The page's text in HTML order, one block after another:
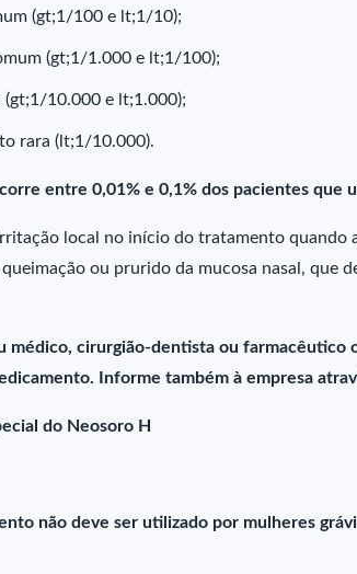
(gt;1/100 e lt;1/10);
(gt;1/1.000 e lt;1/100);
(gt;1/10.000 e lt;1.000);
rara (lt;1/10.000).
entre 0,01% e 0,1% dos pacientes que
local no início do tratamento quando
ou prurido da mucosa nasal, que
médico, cirurgião-dentista ou farmacêutico
Informe também à empresa
do Neosoro H
não deve ser utilizado por mulheres